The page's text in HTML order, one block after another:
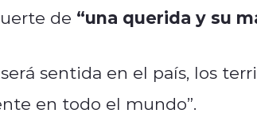
de “una querida y su
sentida en el país, los
en todo el mundo”.